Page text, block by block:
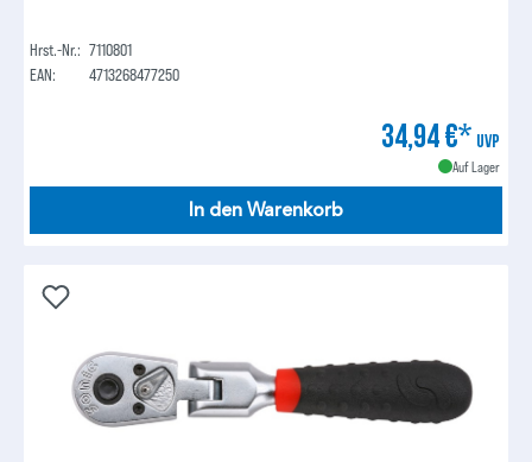
Hrst.-Nr.: 7110801
EAN:
4713268477250
34,94 €* UVP
Auf Lager
In den Warenkorb